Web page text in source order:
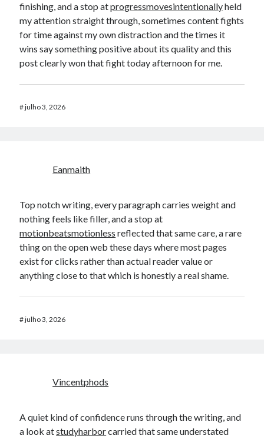
finishing, and a stop atprogressmovesintentionallyheld
my attention straight through, sometimes content fights
for time against my own distraction and the times it
wins say something positive about its quality and this
post clearly won that fight today afternoon for me.
#julho 3, 2026
Eanmaith
Top notch writing, every paragraph carries weight and
nothing feels like filler, and a stop at
motionbeatsmotionless reflected that same care, a rare
thing on the open web these days where most pages
exist for clicks rather than actual reader value or
anything close to that which is honestly a real shame.
#julho 3, 2026
Vincentphods
A quiet kind of confidence runs through the writing, and
a look atstudyharborcarried that same understated